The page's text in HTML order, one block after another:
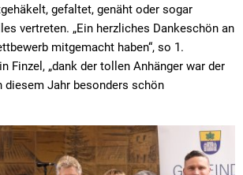
gefaltet, genäht oder sogar
vertreten. „Ein herzliches Dankeschön an
mitgemacht haben“, so 1.
Finzel, „dank der tollen Anhänger war der
diesem Jahr besonders schön